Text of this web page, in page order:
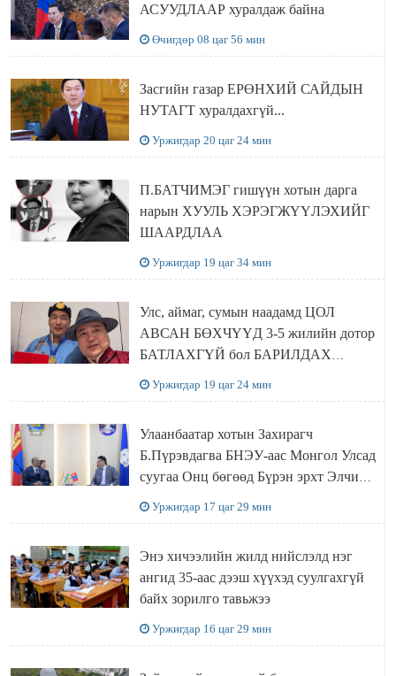
АСУУДЛААР хуралдаж байна
Өчигдөр 08 цаг 56 мин
Засгийн газар ЕРӨНХИЙ САЙДЫН
НУТАГТ хуралдахгүй...
Уржигдар 20 цаг 24 мин
П.БАТЧИМЭГ гишүүн хотын дарга
нарын ХУУЛЬ ХЭРЭГЖҮҮЛЭХИЙГ
ШААРДЛАА
Уржигдар 19 цаг 34 мин
Улс, аймаг, сумын наадамд ЦОЛ
АВСАН БӨХЧҮҮД 3-5 жилийн дотор
БАТЛАХГҮЙ бол БАРИЛДАХ
Уржигдар 19 цаг 24 мин
Улаанбаатар хотын Захирагч
Б.Пүрэвдагва БНЭУ-аас Монгол Улсад
суугаа Онц бөгөөд Бүрэн эрхт Элчин
Уржигдар 17 цаг 29 мин
Энэ хичээлийн жилд нийслэлд нэг
ангид 35-аас дээш хүүхэд суулгахгүй
байх зорилго тавьжээ
Уржигдар 16 цаг 29 мин